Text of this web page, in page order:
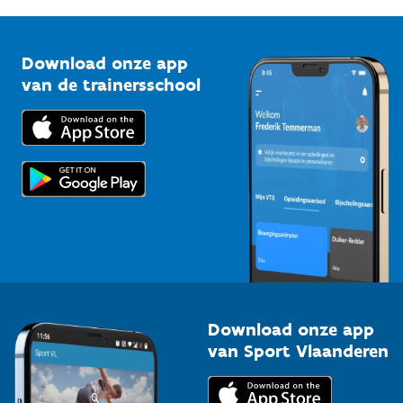
Bedrijven
Trainers en begeleiders
Topsporters
Vlaamse Trainersschool
Kennisplatform
Downloads
Voor de pers
Download onze app
van de trainersschool
Download onze app
van Sport Vlaanderen